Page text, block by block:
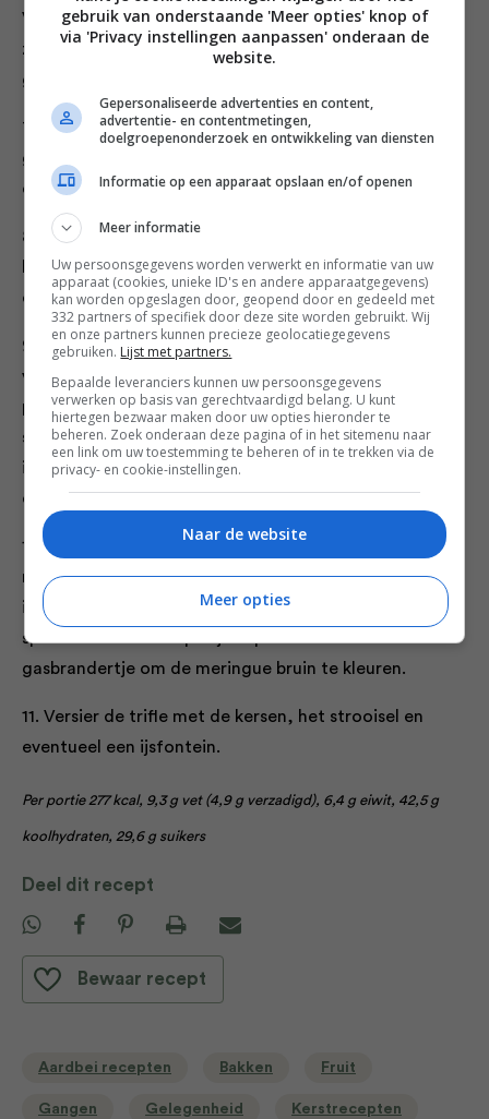
Verwijder de kroontjes van de aardbeien, halveer ze en
zet ze rondom tegen zijkant op de room (met de
gesneden kant naar buiten).
7. Doe de ingrediënten voor de vanilleroom in een
grote kom en klop tot er stijve pieken ontstaan. Spuit
de room voorzichtig op de laag banketbakkersroom.
8. Doe voor de meringue de eiwitten in een kom en
klop ze met een elektrische mixer op lage snelheid, tot
een mooi eiwitschuim.
9. Doe intussen de suiker in een middelgrote pan en
voeg een beetje water toe, zodat er een korrelige
pasta ontstaat. Zet de pan op hoog vuur met een
suikerthermometer erin. Schenk de siroop als-ie 118 °C
is op het eiwitschuim en blijf kloppen tot de siroop
door het schuim is gemengd.
10. Zet de mixer op de hoogste stand en klop het
mengsel 8–10 minuten tot het op kamertemperatuur
is. Schep in een spuitzak met een wijde, ronde
spuitmond en maak piekjes op de trifle. Gebruik een
gasbrandertje om de meringue bruin te kleuren.
11. Versier de trifle met de kersen, het strooisel en
eventueel een ijsfontein.
Per portie 277 kcal, 9,3 g vet (4,9 g verzadigd), 6,4 g eiwit, 42,5 g
koolhydraten, 29,6 g suikers
Deel dit recept
Bewaar recept
Aardbei recepten Bakken Fruit
Gangen Gelegenheid Kerstrecepten
gebruik van onderstaande 'Meer opties' knop of
via 'Privacy instellingen aanpassen' onderaan de
website.
Gepersonaliseerde advertenties en content,
advertentie- en contentmetingen,
doelgroepenonderzoek en ontwikkeling van diensten
Informatie op een apparaat opslaan en/of openen
Meer informatie
Uw persoonsgegevens worden verwerkt en informatie van uw
apparaat (cookies, unieke ID's en andere apparaatgegevens)
kan worden opgeslagen door, geopend door en gedeeld met
332 partners of specifiek door deze site worden gebruikt. Wij
en onze partners kunnen precieze geolocatiegegevens
gebruiken. Lijst met partners.
Bepaalde leveranciers kunnen uw persoonsgegevens
verwerken op basis van gerechtvaardigd belang. U kunt
hiertegen bezwaar maken door uw opties hieronder te
beheren. Zoek onderaan deze pagina of in het sitemenu naar
een link om uw toestemming te beheren of in te trekken via de
privacy- en cookie-instellingen.
Naar de website
Meer opties